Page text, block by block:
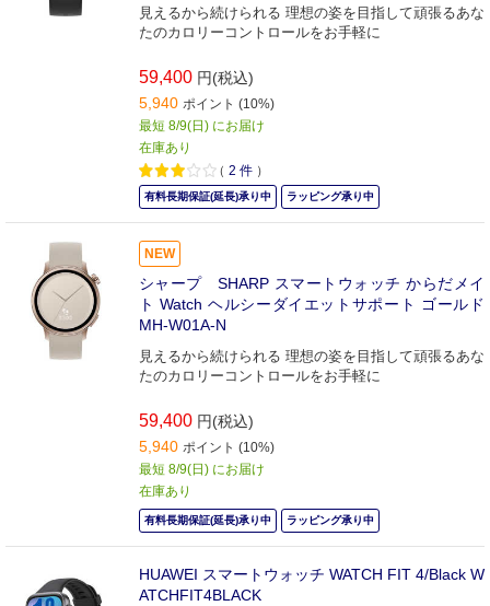
見えるから続けられる 理想の姿を目指して頑張るあな
たのカロリーコントロールをお手軽に
59,400 円(税込)
5,940 ポイント (10%)
最短 8/9(日) にお届け
在庫あり
（ 2 件 ）
有料長期保証(延長)承り中 ラッピング承り中
NEW
シャープ SHARP スマートウォッチ からだメイ
ト Watch ヘルシーダイエットサポート ゴールド
MH-W01A-N
見えるから続けられる 理想の姿を目指して頑張るあな
たのカロリーコントロールをお手軽に
59,400 円(税込)
5,940 ポイント (10%)
最短 8/9(日) にお届け
在庫あり
有料長期保証(延長)承り中 ラッピング承り中
HUAWEI スマートウォッチ WATCH FIT 4/Black W
ATCHFIT4BLACK